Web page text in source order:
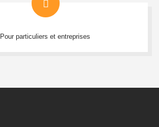
Pour particuliers et entreprises